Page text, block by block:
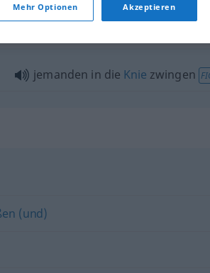
jemanden in die Knie zwingen
(und)
Mehr Optionen Akzeptieren